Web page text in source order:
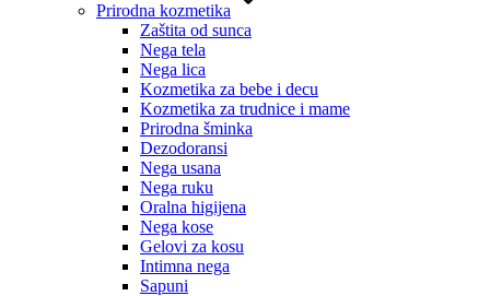
Prirodna kozmetika
Zaštita od sunca
Nega tela
Nega lica
Kozmetika za bebe i decu
Kozmetika za trudnice i mame
Prirodna šminka
Dezodoransi
Nega usana
Nega ruku
Oralna higijena
Nega kose
Gelovi za kosu
Intimna nega
Sapuni